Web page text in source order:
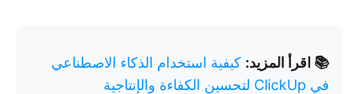
📚 اقرأ المزيد: كيفية استخدام الذكاء الاصطناعي
في ClickUp لتحسين الكفاءة والإنتاجية